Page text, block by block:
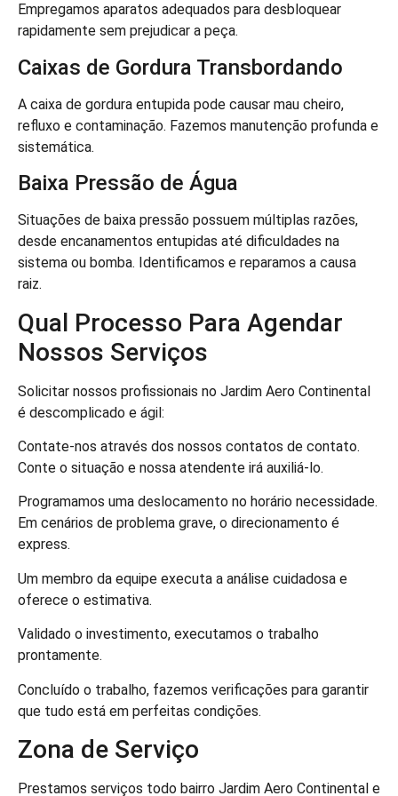
Empregamos aparatos adequados para desbloquear
rapidamente sem prejudicar a peça.
Caixas de Gordura Transbordando
A caixa de gordura entupida pode causar mau cheiro,
refluxo e contaminação. Fazemos manutenção profunda e
sistemática.
Baixa Pressão de Água
Situações de baixa pressão possuem múltiplas razões,
desde encanamentos entupidas até dificuldades na
sistema ou bomba. Identificamos e reparamos a causa
raiz.
Qual Processo Para Agendar
Nossos Serviços
Solicitar nossos profissionais no Jardim Aero Continental
é descomplicado e ágil:
Contate-nos através dos nossos contatos de contato.
Conte o situação e nossa atendente irá auxiliá-lo.
Programamos uma deslocamento no horário necessidade.
Em cenários de problema grave, o direcionamento é
express.
Um membro da equipe executa a análise cuidadosa e
oferece o estimativa.
Validado o investimento, executamos o trabalho
prontamente.
Concluído o trabalho, fazemos verificações para garantir
que tudo está em perfeitas condições.
Zona de Serviço
Prestamos serviços todo bairro Jardim Aero Continental e